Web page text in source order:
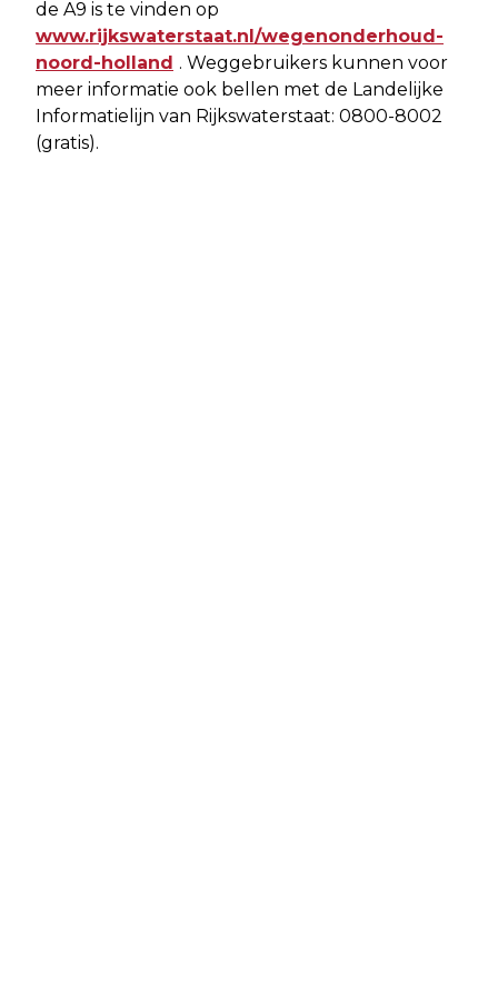
de A9 is te vinden op
www.rijkswaterstaat.nl/wegenonderhoud-
noord-holland . Weggebruikers kunnen voor
meer informatie ook bellen met de Landelijke
Informatielijn van Rijkswaterstaat: 0800-8002
(gratis).